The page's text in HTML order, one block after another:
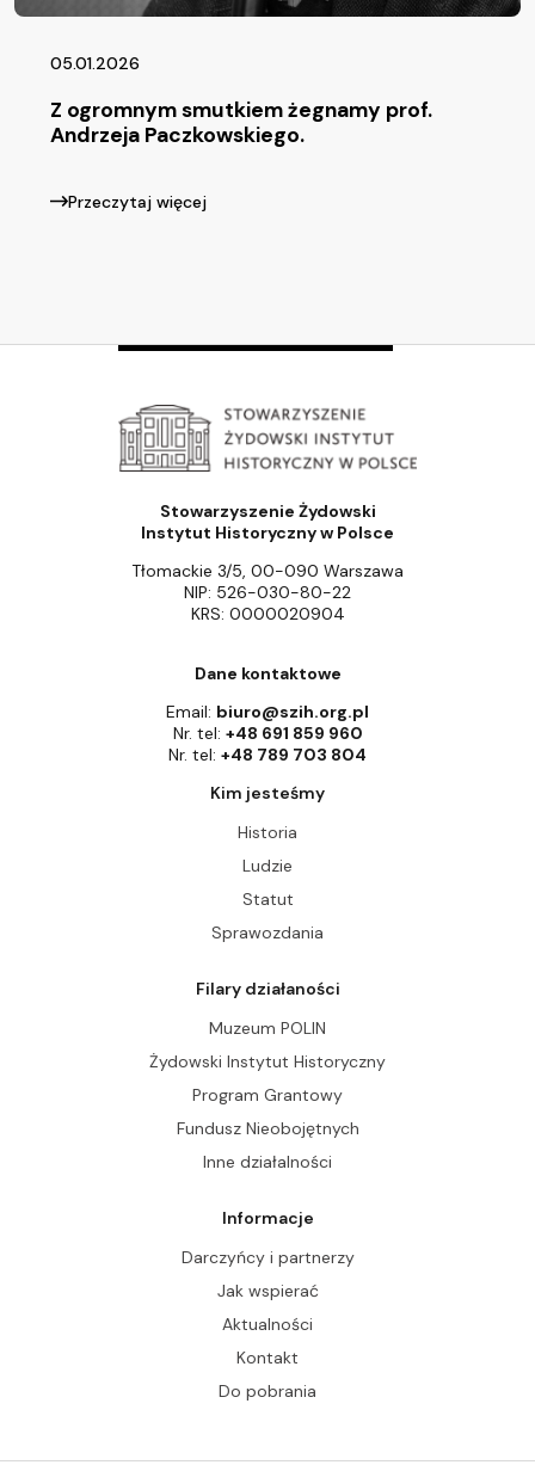
05.01.2026
Z ogromnym smutkiem żegnamy prof.
Andrzeja Paczkowskiego.
Przeczytaj więcej
Stowarzyszenie Żydowski
Instytut Historyczny w Polsce
Tłomackie 3/5, 00-090 Warszawa
NIP: 526-030-80-22
KRS: 0000020904
Dane kontaktowe
Email: biuro@szih.org.pl
Nr. tel: +48 691 859 960
Nr. tel: +48 789 703 804
Kim jesteśmy
Historia
Ludzie
Statut
Sprawozdania
Filary działaności
Muzeum POLIN
Żydowski Instytut Historyczny
Program Grantowy
Fundusz Nieobojętnych
Inne działalności
Informacje
Darczyńcy i partnerzy
Jak wspierać
Aktualności
Kontakt
Do pobrania